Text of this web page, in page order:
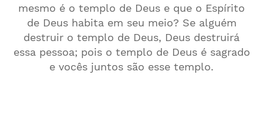
mesmo é o templo de Deus e que o Espírito
de Deus habita em seu meio? Se alguém
destruir o templo de Deus, Deus destruirá
essa pessoa; pois o templo de Deus é sagrado
e vocês juntos são esse templo.